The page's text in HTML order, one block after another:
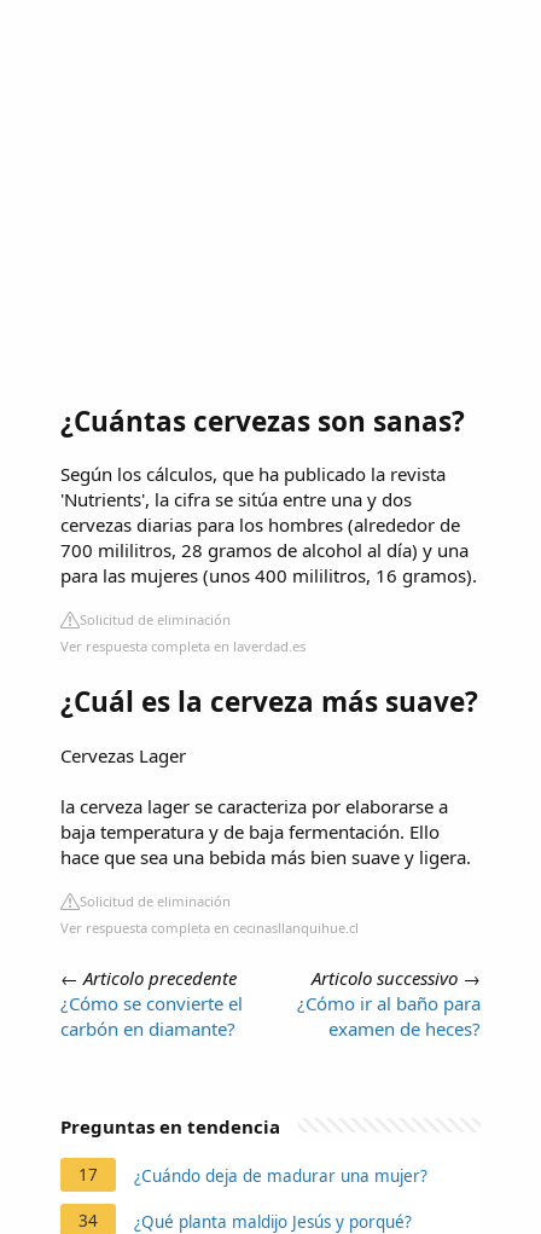
¿Cuántas cervezas son sanas?
Según los cálculos, que ha publicado la revista
'Nutrients', la cifra se sitúa entre una y dos
cervezas diarias para los hombres (alrededor de
700 mililitros, 28 gramos de alcohol al día) y una
para las mujeres (unos 400 mililitros, 16 gramos).
Solicitud de eliminación
Ver respuesta completa en laverdad.es
¿Cuál es la cerveza más suave?
Cervezas Lager
la cerveza lager se caracteriza por elaborarse a
baja temperatura y de baja fermentación. Ello
hace que sea una bebida más bien suave y ligera.
Solicitud de eliminación
Ver respuesta completa en cecinasllanquihue.cl
← Articolo precedente
¿Cómo se convierte el
carbón en diamante?
Articolo successivo →
¿Cómo ir al baño para
examen de heces?
Preguntas en tendencia
17 ¿Cuándo deja de madurar una mujer?
34 ¿Qué planta maldijo Jesús y porqué?